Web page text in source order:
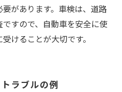
があります。車検は、道路
すので、自動車を安全に使
けることが大切です。
ラブルの例